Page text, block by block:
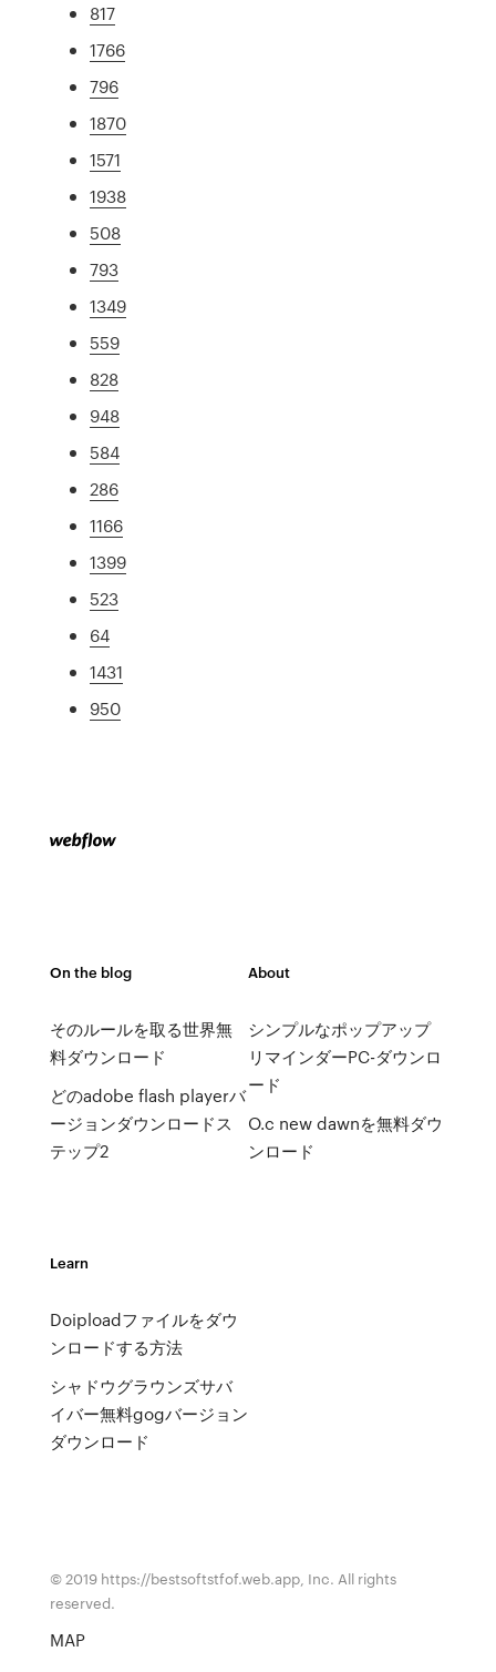
817
1766
796
1870
1571
1938
508
793
1349
559
828
948
584
286
1166
1399
523
64
1431
950
On the blog
そのルールを取る世界無
料ダウンロード
どのadobe flash playerバ
ージョンダウンロードス
テップ2
About
シンプルなポップアップ
リマインダーPC-ダウンロ
ード
O.c new dawnを無料ダウ
ンロード
Learn
Doiploadファイルをダウ
ンロードする方法
シャドウグラウンズサバ
イバー無料gogバージョン
ダウンロード
© 2019 https://bestsoftstfof.web.app, Inc. All rights
reserved.
MAP